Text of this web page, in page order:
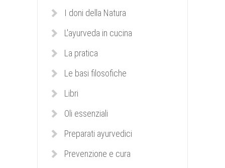
I doni della Natura
L'ayurveda in cucina
La pratica
Le basi filosofiche
Libri
Oli essenziali
Preparati ayurvedici
Prevenzione e cura